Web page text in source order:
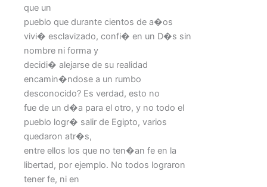
que un
pueblo que durante cientos de a�os
vivi� esclavizado, confi� en un D�s sin
nombre ni forma y
decidi� alejarse de su realidad
encamin�ndose a un rumbo
desconocido? Es verdad, esto no
fue de un d�a para el otro, y no todo el
pueblo logr� salir de Egipto, varios
quedaron atr�s,
entre ellos los que no ten�an fe en la
libertad, por ejemplo. No todos lograron
tener fe, ni en